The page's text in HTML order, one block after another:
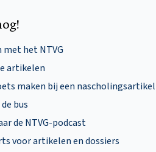
met het NTVG
artikelen
maken bij een nascholingsartikel
bus
de NTVG-podcast
voor artikelen en dossiers